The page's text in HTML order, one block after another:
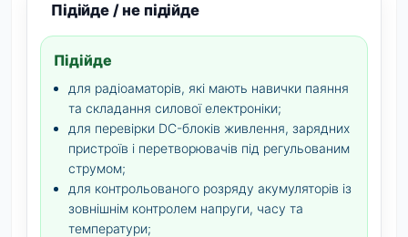
Підійде / не підійде
Підійде
для радіоаматорів, які мають навички паяння
та складання силової електроніки;
для перевірки DC-блоків живлення, зарядних
пристроїв і перетворювачів під регульованим
струмом;
для контрольованого розряду акумуляторів із
зовнішнім контролем напруги, часу та
температури;